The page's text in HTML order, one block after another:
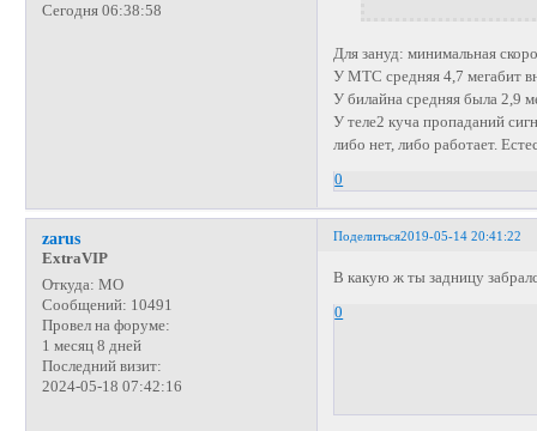
Сегодня 06:38:58
Для зануд: минимальная
У МТС средняя 4,7 мегабит
У билайна средняя была 2,9
У теле2 куча пропаданий
либо нет, либо работает.
0
Поделиться2019-05-14 20:41:22
zarus
ExtraVIP
Откуда: МО
Сообщений: 10491
Провел на форуме:
1 месяц 8 дней
Последний визит:
2024-05-18 07:42:16
В какую ж ты задницу
0